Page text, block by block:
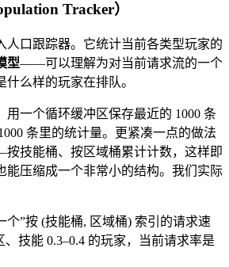
Tracker）
人口跟踪器。它统计当前各类型玩家的
型——可以理解为对当前请求流的一个
么样的玩家在排队。
用一个循环缓冲区保存最近的 1000 条
条里的统计量。更紧凑一点的做法
技能桶、按区域桶累计计数，这样即
能压缩成一个非常小的结构。我们实际
个”按 (技能桶, 区域桶) 索引的请求速
、技能 0.3–0.4 的玩家，当前请求率是